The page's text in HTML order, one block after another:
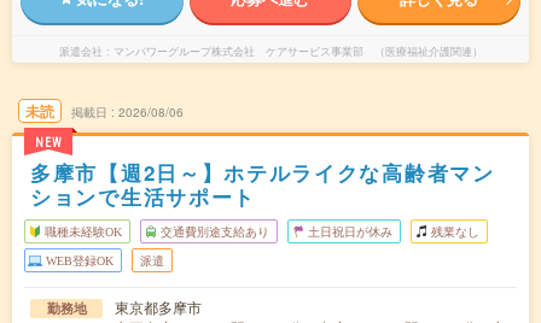
派遣会社 マンパワーグループ株式会社 ケアサービス事業部 （医療福祉介護関連）
未読
NEW
掲載日 2026/08/06
多摩市【週2日～】ホテルライクな高齢者マン
ションで生活サポート
職種未経験OK 交通費別途支給あり 土日祝日が休み 残業なし
WEB登録OK 派遣
勤務地
東京都多摩市